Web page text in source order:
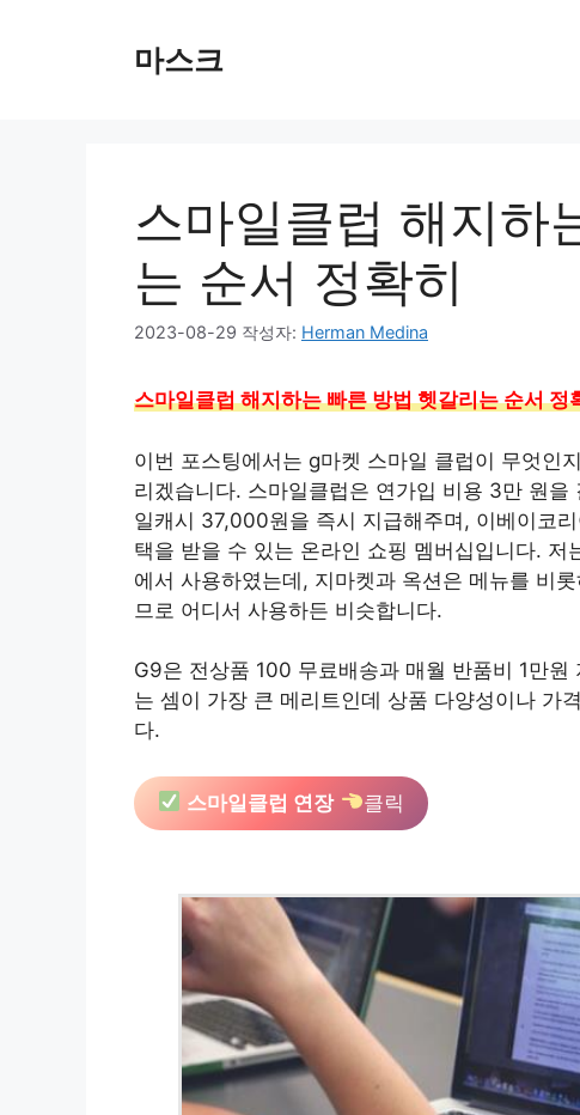
마스크
스마일클럽 해지하
는 순서 정확히
2023-08-29 작성자: Herman Medina
스마일클럽 해지하는 빠른 방법 헷갈리는 순서 정
이번 포스팅에서는 g마켓 스마일 클럽이 무엇인
리겠습니다. 스마일클럽은 연가입 비용 3만 원
일캐시 37,000원을 즉시 지급해주며, 이베이코
택을 받을 수 있는 온라인 쇼핑 멤버십입니다.
에서 사용하였는데, 지마켓과 옥션은 메뉴를 비
므로 어디서 사용하든 비슷합니다.
G9은 전상품 100 무료배송과 매월 반품비 1만
는 셈이 가장 큰 메리트인데 상품 다양성이나 가
다.
스마일클럽 연장 클릭